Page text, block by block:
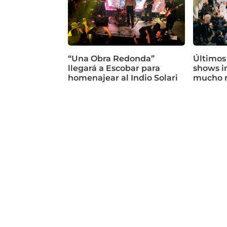
“Una Obra Redonda”
llegará a Escobar para
homenajear al Indio Solari
Últimos
shows
mucho